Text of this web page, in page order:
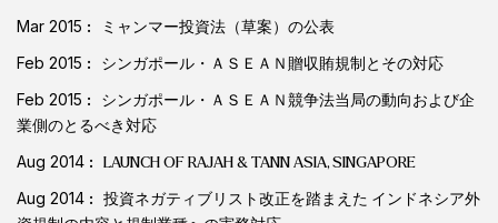
Mar 2015 ミャンマー投資法（草案）の公表
Feb 2015 シンガポール・ＡＳＥＡＮ贈収賄規制とその対応
Feb 2015
シンガポール・ＡＳＥＡＮ競争法当局の動向および企
業側のとるべき対応
Aug 2014 LAUNCH OF RAJAH & TANN ASIA, SINGAPORE
Aug 2014
投資ネガティブリスト改正を踏まえた インドネシア外